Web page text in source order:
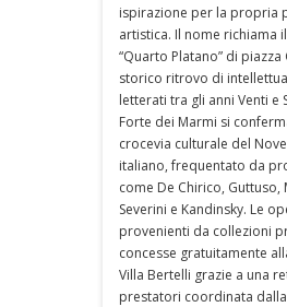
ispirazione per la propria
artistica. Il nome richiama
“Quarto Platano” di
storico ritrovo di
letterati tra gli anni Venti e
Forte dei Marmi si
crocevia culturale del
italiano, frequentato da
come De Chirico, Guttuso,
Severini e Kandinsky. Le
provenienti da collezioni
concesse gratuitamente
Villa Bertelli grazie a una
prestatori coordinata